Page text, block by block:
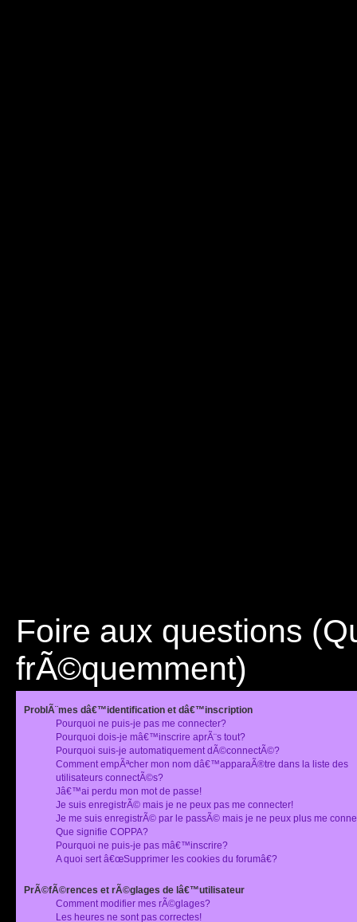
Foire aux questions
frÃ©quemment)
ProblÃ¨mes dâ€™identification et dâ€™inscription
Pourquoi ne puis-je pas me connecter?
Pourquoi dois-je mâ€™inscrire aprÃ¨s tout?
Pourquoi suis-je automatiquement dÃ©connectÃ©?
Comment empÃªcher mon nom dâ€™apparaÃ®tre dans la liste des
utilisateurs connectÃ©s?
Jâ€™ai perdu mon mot de passe!
Je suis enregistrÃ© mais je ne peux pas me connecter!
Je me suis enregistrÃ© par le passÃ© mais je ne peux plus me
Que signifie COPPA?
Pourquoi ne puis-je pas mâ€™inscrire?
A quoi sert â€œSupprimer les cookies du forumâ€?
PrÃ©fÃ©rences et rÃ©glages de lâ€™utilisateur
Comment modifier mes rÃ©glages?
Les heures ne sont pas correctes!